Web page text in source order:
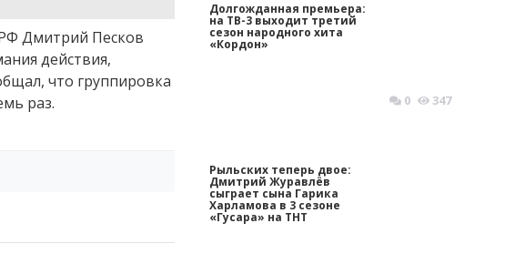
Дмитрий Песков
действия,
что группировка
раз.
Долгожданная премьера:
на ТВ-3 выходит третий
сезон народного хита
«Кордон»
Рыльских теперь двое:
Дмитрий Журавлёв
сыграет сына Гарика
Харламова в 3 сезоне
«Гусара» на ТНТ
0 347